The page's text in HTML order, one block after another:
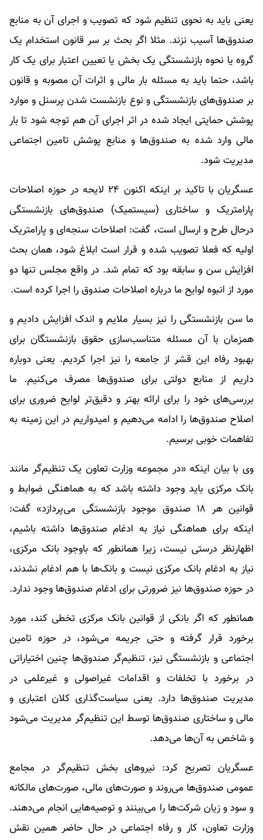
یعنی باید به نحوی تنظیم شود که تصویب و اجرای آن به منابع
صندوق‌ها آسیب نزند. مثلا اگر بحث بر سر قانون استخدام یک
گروه یا نحوه بازنشستگی یک بخش یا تعیین اعتبار برای یک کار
باشد، حتما باید به مسئله بار مالی و اثرات آن مصوبه و قانون
بر صندوق‌های بازنشستگی و نوع بازنشست شدن پرسنل و موارد
پوشش حمایتی ایجاد شده در اثر اجرای آن هم توجه شود تا بار
مالی وارد شده به صندوق‌ها و منابع پوشش تامین اجتماعی
مدیریت شود.
عسگریان با تاکید بر اینکه اکنون ۲۴ لایحه در حوزه اصلاحات
پارامتریک و ساختاری (سیستمیک) صندوق‌های بازنشستگی
درحال طرح و ارسال است، گفت: اصلاحات سنجه‌ای و پارامتریک
اولیه که فعلا تصویب شده و قرار است ابلاغ شود، همان بحث
افزایش سن و سابقه بود که تمام شد. در واقع مجلس تنها دو
مورد از انبوه لوایح ما درباره اصلاحات صندوق را اجرا کرده است.
ما سن بازنشستگی را نیز بسیار ملایم و اندک افزایش دادیم و
همزمان با آن مسئله متناسب‌سازی حقوق بازنشستگان برای
بهبود رفاه این قشر از جامعه را نیز اجرا کردیم. یعنی دوباره
داریم از منابع دولتی برای صندوق‌ها مصرف می‌کنیم. ما
بررسی‌های خود را برای ارائه بهتر و دقیق‌تر لوایح ضروری برای
اصلاح صندوق‌ها را ادامه می‌دهیم و امیدواریم در این زمینه به
تفاهمات خوبی برسیم.
وی با بیان اینکه «در مجموعه وزارت تعاون یک تنظیم‌گر مانند
بانک مرکزی باید وجود داشته باشد که به هماهنگی ضوابط و
قوانین هر ۱۸ صندوق موجود بازنشستگی می‌پردازد» گفت:
اینکه برای هماهنگی نیاز به ادغام صندوق‌ها داشته باشیم،
اظهارنظر درستی نیست، زیرا همانطور که باوجود بانک مرکزی،
نیاز به ادغام بانک مرکزی نیست و بانک‌ها با هم ادغام نشدند،
در حوزه صندوق‌ها نیز ضرورتی برای ادغام صندوق‌ها وجود ندارد.
همانطور که اگر بانکی از قوانین بانک مرکزی تخطی کند، مورد
برخورد قرار گرفته و حتی جریمه می‌شود، در حوزه تامین
اجتماعی و بازنشستگی نیز، تنظیم‌گر صندوق‌ها چنین اختیاراتی
در برخورد با تخلفات و اقدامات غیراصولی و غیرعلمی در
مدیریت صندوق‌ها دارد. یعنی سیاست‌گذاری کلان اعتباری و
مالی و ساختاری صندوق‌ها توسط این تنظیم‌گر مدیریت می‌شود
و شاخص به آن‌ها می‌دهد.
عسگریان تصریح کرد: نیرو‌های بخش تنظیم‌گر در مجامع
عمومی صندوق‌ها می‌روند و صورت‌های مالی، صورت‌های مالکانه
و سود و زیان شرکت‌ها را می‌بینند و توصیه‌هایی انجام می‌دهند.
وزارت تعاون، کار و رفاه اجتماعی در حال حاضر همین نقش